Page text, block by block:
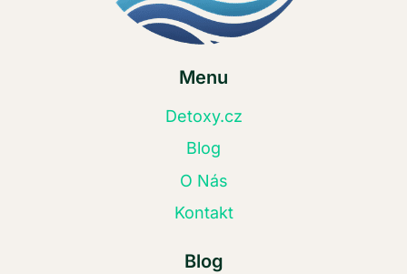
Menu
Detoxy.cz
Blog
O Nás
Kontakt
Blog